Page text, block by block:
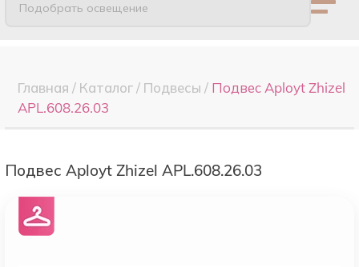
Подобрать освещение
Главная / Каталог/ Подвесы / Подвес Aployt Zhizel
APL.608.26.03
Подвес Aployt Zhizel APL.608.26.03